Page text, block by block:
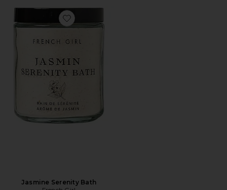
Favorite Jasmine Serenity Bath
Jasmine Serenity Bath